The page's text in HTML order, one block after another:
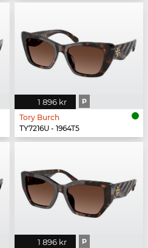
1 896 kr P
Tory Burch
TY7216U - 1964T5
1 896 kr P